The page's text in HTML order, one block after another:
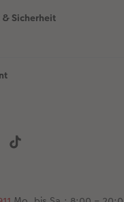
Sicherheit